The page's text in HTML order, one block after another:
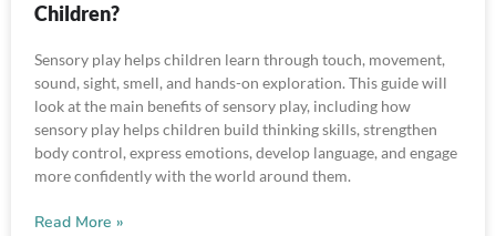
Children?
Sensory play helps children learn through touch, movement,
sound, sight, smell, and hands-on exploration. This guide will
look at the main benefits of sensory play, including how
sensory play helps children build thinking skills, strengthen
body control, express emotions, develop language, and engage
more confidently with the world around them.
Read More »